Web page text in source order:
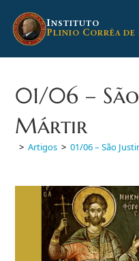
para
INSTITUTO
PLINIO CORRÊA DE
01/06 –
Mártir
> Artigos > 01/06 – São